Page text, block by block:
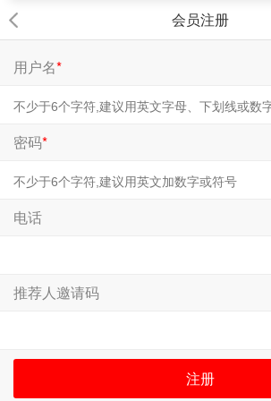
会员注册
用户名*
密码*
电话
推荐人邀请码
注册